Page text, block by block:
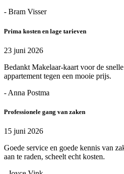
- Bram Visser
Prima kosten en lage tarieven
23 juni 2026
Bedankt Makelaar-kaart voor de
appartement tegen een mooie prijs.
- Anna Postma
Professionele gang van zaken
15 juni 2026
Goede service en goede kennis van
aan te raden, scheelt echt kosten.